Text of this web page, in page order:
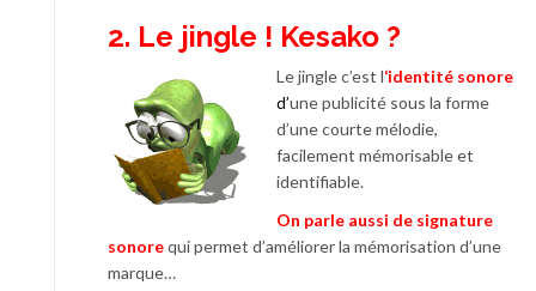
2. Le jingle ! Kesako ?
Le jingle c’est l‘identité sonore
d’une publicité sous la forme
d’une courte mélodie,
facilement mémorisable et
identifiable.
On parle aussi de signature
sonorequi permet d’améliorer la mémorisation d’une
marque…